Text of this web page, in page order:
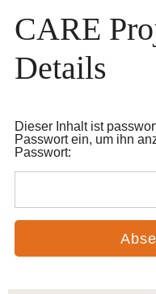
CARE
Details
Dieser Inhalt ist
Passwort ein, um ihn
Passwort: